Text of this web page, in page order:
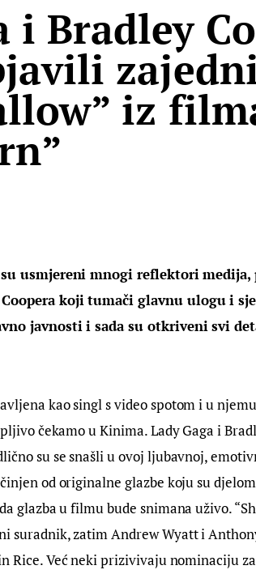
i Bradley
iz
usmjereni mnogi reflektori medija,
Coopera koji tumači glavnu ulogu i
javnosti i sada su otkriveni svi
kao singl s video spotom i u
čekamo u Kinima. Lady Gaga i
su se snašli u ovoj ljubavnoj,
od originalne glazbe koju su
glazba u filmu bude snimana uživo.
suradnik, zatim Andrew Wyatt i
Rice. Već neki prizivivaju nominaciju